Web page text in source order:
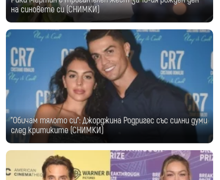
на синовете си (СНИМКИ)
"Обичам тялото си": Джорджина Родригес със силни думи
след критиките (СНИМКИ)